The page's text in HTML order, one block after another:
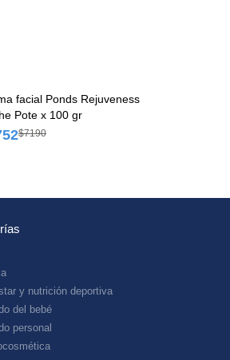
facial Ponds Rejuveness
Pote x 100 gr
$7190
y nutrición deportiva
del bebé
personal